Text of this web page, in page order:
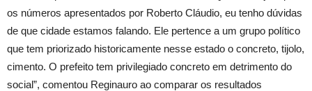
os números apresentados por Roberto Cláudio, eu tenho dúvidas
de que cidade estamos falando. Ele pertence a um grupo político
que tem priorizado historicamente nesse estado o concreto, tijolo,
cimento. O prefeito tem privilegiado concreto em detrimento do
social”, comentou Reginauro ao comparar os resultados